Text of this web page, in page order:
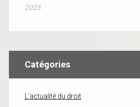
2023
Catégories
L'actualité du droit